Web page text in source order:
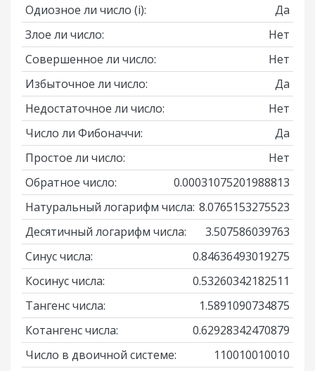
Одиозное ли число (i):
Да
Злое ли число:
Нет
Совершенное ли число:
Нет
Избыточное ли число:
Да
Недостаточное ли число:
Нет
Число ли Фибоначчи:
Да
Простое ли число:
Нет
Обратное число:
0.00031075201988813
Натуральный логарифм числа: 8.0765153275523
Десятичный логарифм числа:
3.507586039763
Синус числа:
0.84636493019275
Косинус числа:
0.53260342182511
Тангенс числа:
1.5891090734875
Котангенс числа:
0.62928342470879
Число в двоичной системе:
110010010010